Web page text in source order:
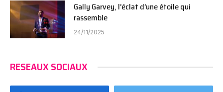
Gally Garvey, l’éclat d’une étoile qui
rassemble
24/11/2025
RESEAUX SOCIAUX